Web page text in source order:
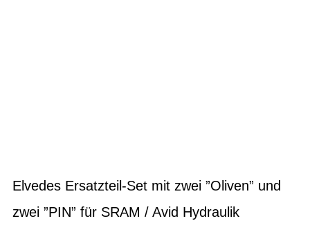
Elvedes Ersatzteil-Set mit zwei ”Oliven” und
zwei ”PIN” für SRAM / Avid Hydraulik